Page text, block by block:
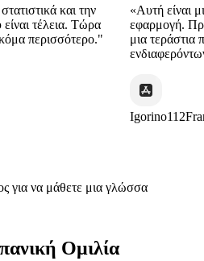
και την
τέλεια. Τώρα
περισσότερο."
«Αυτή είναι
εφαρμογή.
μια τεράστια
για να μάθετε μια γλώσσα
Ομιλία